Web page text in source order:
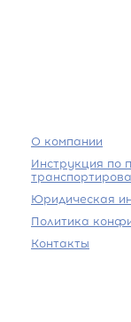
О компании
Инструкция по
Юридическая
Политика
Контакты